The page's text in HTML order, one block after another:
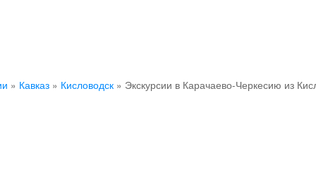
» Кавказ » Кисловодск » Экскурсии в Карачаево-Черкесию из